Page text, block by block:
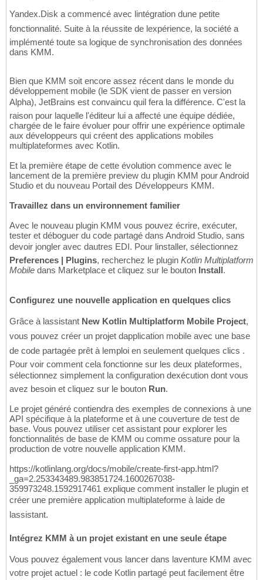
Yandex.Disk a commencé avec lintégration dune petite
fonctionnalité. Suite à la réussite de lexpérience, la société a
implémenté toute sa logique de synchronisation des données
dans KMM.
Bien que KMM soit encore assez récent dans le monde du
développement mobile (le SDK vient de passer en version
Alpha), JetBrains est convaincu quil fera la différence. C'est la
raison pour laquelle l'éditeur lui a affecté une équipe dédiée,
chargée de le faire évoluer pour offrir une expérience optimale
aux développeurs qui créent des applications mobiles
multiplateformes avec Kotlin.
Et la première étape de cette évolution commence avec le
lancement de la première preview du plugin KMM pour Android
Studio et du nouveau Portail des Développeurs KMM.
Travaillez dans un environnement familier
Avec le nouveau plugin KMM vous pouvez écrire, exécuter,
tester et déboguer du code partagé dans Android Studio, sans
devoir jongler avec dautres EDI. Pour linstaller, sélectionnez
Preferences | Plugins, recherchez le plugin Kotlin Multiplatform
Mobile dans Marketplace et cliquez sur le bouton Install.
Configurez une nouvelle application en quelques clics
Grâce à lassistant New Kotlin Multiplatform Mobile Project,
vous pouvez créer un projet dapplication mobile avec une base
de code partagée prêt à lemploi en seulement quelques clics .
Pour voir comment cela fonctionne sur les deux plateformes,
sélectionnez simplement la configuration dexécution dont vous
avez besoin et cliquez sur le bouton Run.
Le projet généré contiendra des exemples de connexions à une
API spécifique à la plateforme et à une couverture de test de
base. Vous pouvez utiliser cet assistant pour explorer les
fonctionnalités de base de KMM ou comme ossature pour la
production de votre nouvelle application KMM.
https://kotlinlang.org/docs/mobile/create-first-app.html?
_ga=2.253343489.983851724.1600267038-
359973248.1592917461 explique comment installer le plugin et
créer une première application multiplateforme à laide de
lassistant.
Intégrez KMM à un projet existant en une seule étape
Vous pouvez également vous lancer dans laventure KMM avec
votre projet actuel : le code Kotlin partagé peut facilement être